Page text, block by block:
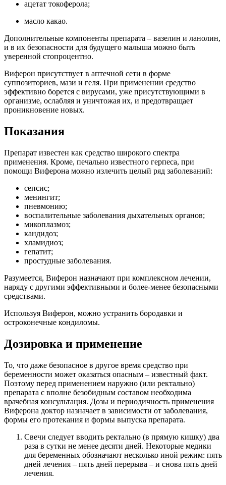
ацетат токоферола;
масло какао.
Дополнительные компоненты препарата – вазелин и ланолин,
и в их безопасности для будущего малыша можно быть
уверенной стопроцентно.
Виферон присутствует в аптечной сети в форме
суппозиториев, мази и геля. При применении средство
эффективно борется с вирусами, уже присутствующими в
организме, ослабляя и уничтожая их, и предотвращает
проникновение новых.
Показания
Препарат известен как средство широкого спектра
применения. Кроме, печально известного герпеса, при
помощи Виферона можно излечить целый ряд заболеваний:
сепсис;
менингит;
пневмонию;
воспалительные заболевания дыхательных органов;
микоплазмоз;
кандидоз;
хламидиоз;
гепатит;
простудные заболевания.
Разумеется, Виферон назначают при комплексном лечении,
наряду с другими эффективными и более-менее безопасными
средствами.
Используя Виферон, можно устранить бородавки и
остроконечные кондиломы.
Дозировка и применение
То, что даже безопасное в другое время средство при
беременности может оказаться опасным – известный факт.
Поэтому перед применением наружно (или ректально)
препарата с вполне безобидным составом необходима
врачебная консультация. Дозы и периодичность применения
Виферона доктор назначает в зависимости от заболевания,
формы его протекания и формы выпуска препарата.
Свечи следует вводить ректально (в прямую кишку) два
раза в сутки не менее десяти дней. Некоторые медики
для беременных обозначают несколько иной режим: пять
дней лечения – пять дней перерыва – и снова пять дней
лечения.